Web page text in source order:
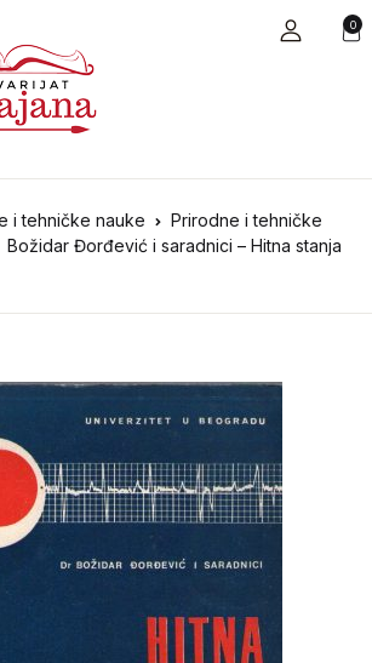
0
i tehničke nauke
Prirodne i tehničke
Božidar Đorđević i saradnici – Hitna stanja